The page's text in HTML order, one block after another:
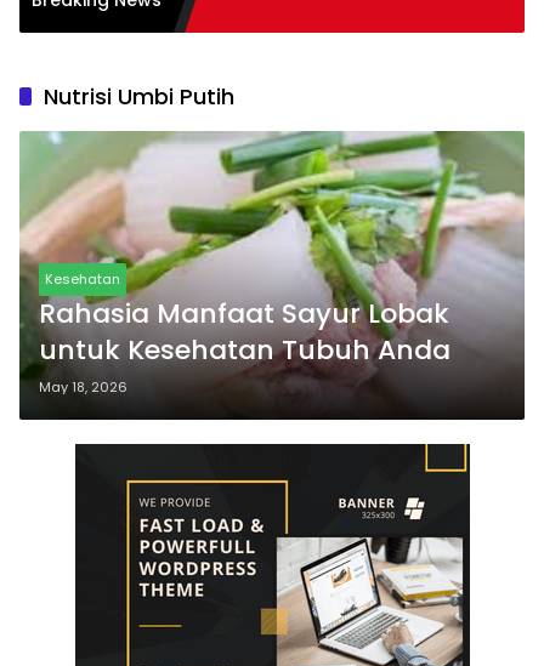
Nutrisi Umbi Putih
Kesehatan
Rahasia Manfaat Sayur Lobak
untuk Kesehatan Tubuh Anda
May 18, 2026